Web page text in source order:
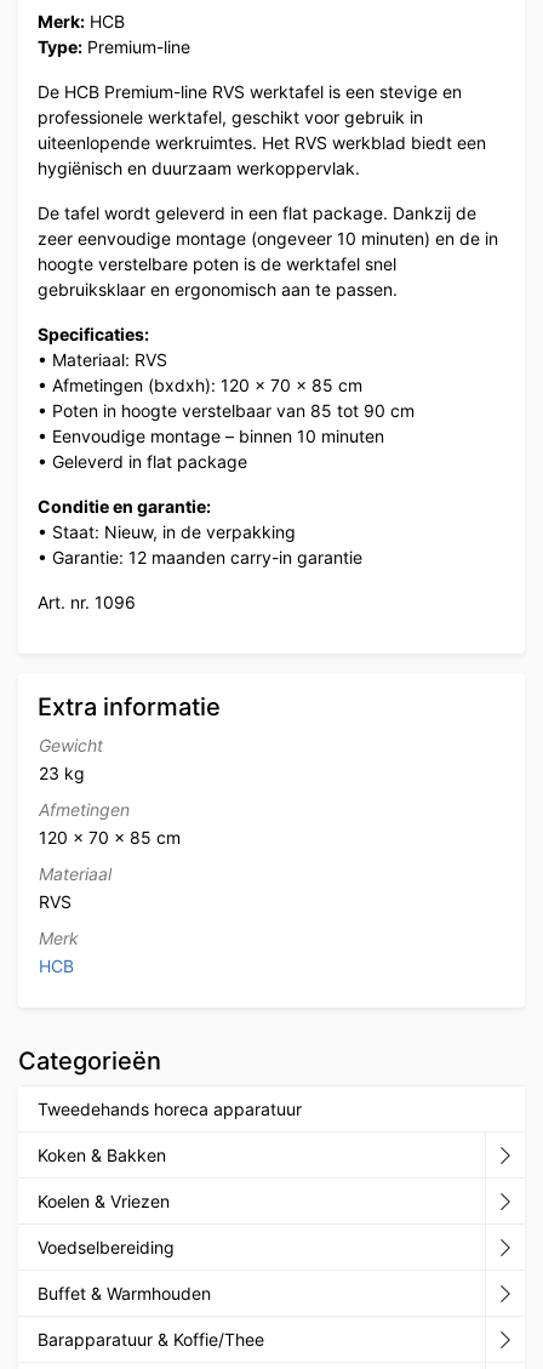
Merk: HCB
Type: Premium-line
De HCB Premium-line RVS werktafel is een stevige en
professionele werktafel, geschikt voor gebruik in
uiteenlopende werkruimtes. Het RVS werkblad biedt een
hygiënisch en duurzaam werkoppervlak.
De tafel wordt geleverd in een flat package. Dankzij de
zeer eenvoudige montage (ongeveer 10 minuten) en de in
hoogte verstelbare poten is de werktafel snel
gebruiksklaar en ergonomisch aan te passen.
Specificaties:
• Materiaal: RVS
• Afmetingen (bxdxh): 120 x 70 x 85 cm
• Poten in hoogte verstelbaar van 85 tot 90 cm
• Eenvoudige montage – binnen 10 minuten
• Geleverd in flat package
Conditie en garantie:
• Staat: Nieuw, in de verpakking
• Garantie: 12 maanden carry-in garantie
Art. nr. 1096
Extra informatie
Gewicht
23 kg
Afmetingen
120 × 70 × 85 cm
Materiaal
RVS
Merk
HCB
Categorieën
Tweedehands horeca apparatuur
Koken & Bakken
Koelen & Vriezen
Voedselbereiding
Buffet & Warmhouden
Barapparatuur & Koffie/Thee